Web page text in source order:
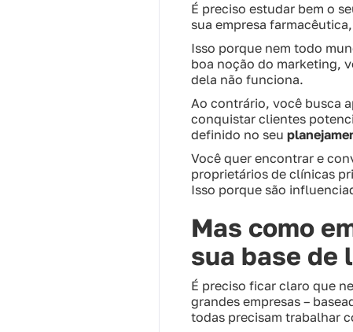
É preciso estudar bem o
sua empresa
Isso porque nem todo
boa noção do marketing,
dela não funciona.
Ao contrário, você busca
conquistar clientes
definido no seu
Você quer encontrar e
proprietários de clínicas
Isso porque são
Mas como
sua base de
É preciso ficar claro que
grandes empresas –
todas precisam trabalhar